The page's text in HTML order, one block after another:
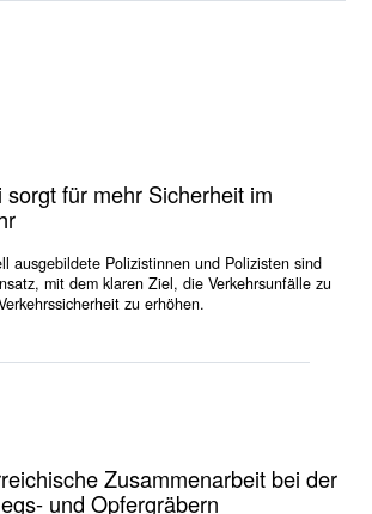
sorgt für mehr Sicherheit im
ausgebildete Polizistinnen und Polizisten sind
mit dem klaren Ziel, die Verkehrsunfälle zu
zu erhöhen.
Zusammenarbeit bei der
und Opfergräbern